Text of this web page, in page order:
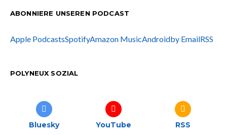
ABONNIERE UNSEREN PODCAST
Apple PodcastsSpotifyAmazon MusicAndroidby EmailRSS
POLYNEUX SOZIAL
Bluesky YouTube RSS